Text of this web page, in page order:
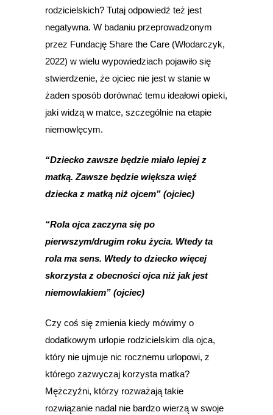
rodzicielskich? Tutaj odpowiedź też jest
negatywna. W badaniu przeprowadzonym
przez Fundację Share the Care (Włodarczyk,
2022) w wielu wypowiedziach pojawiło się
stwierdzenie, że ojciec nie jest w stanie w
żaden sposób dorównać temu ideałowi opieki,
jaki widzą w matce, szczególnie na etapie
niemowlęcym.
“Dziecko zawsze będzie miało lepiej z
matką. Zawsze będzie większa więź
dziecka z matką niż ojcem” (ojciec)
“Rola ojca zaczyna się po
pierwszym/drugim roku życia. Wtedy ta
rola ma sens. Wtedy to dziecko więcej
skorzysta z obecności ojca niż jak jest
niemowlakiem” (ojciec)
Czy coś się zmienia kiedy mówimy o
dodatkowym urlopie rodzicielskim dla ojca,
który nie ujmuje nic rocznemu urlopowi, z
którego zazwyczaj korzysta matka?
Mężczyźni, którzy rozważają takie
rozwiązanie nadal nie bardzo wierzą w swoje